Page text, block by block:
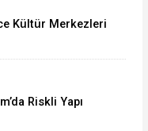
Kültür Merkezleri
Riskli Yapı